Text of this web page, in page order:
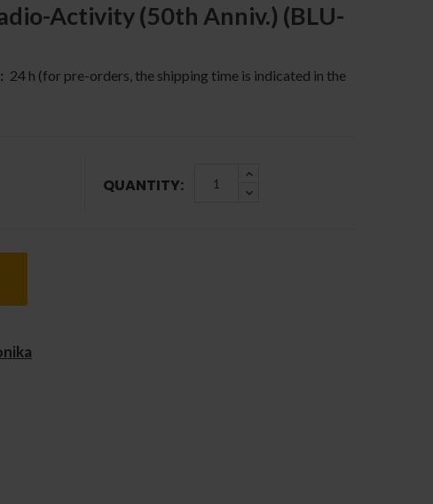
Activity (50th Anniv.) (BLU-
24 h (for pre-orders, the shipping time is indicated in the
QUANTITY: